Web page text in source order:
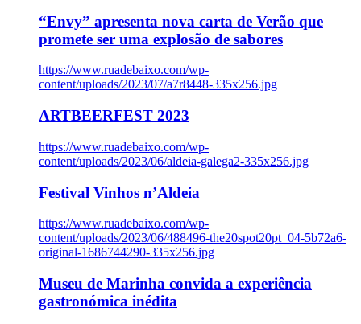
“Envy” apresenta nova carta de Verão que
promete ser uma explosão de sabores
https://www.ruadebaixo.com/wp-
content/uploads/2023/07/a7r8448-335x256.jpg
ARTBEERFEST 2023
https://www.ruadebaixo.com/wp-
content/uploads/2023/06/aldeia-galega2-335x256.jpg
Festival Vinhos n’Aldeia
https://www.ruadebaixo.com/wp-
content/uploads/2023/06/488496-the20spot20pt_04-5b72a6-
original-1686744290-335x256.jpg
Museu de Marinha convida a experiência
gastronómica inédita